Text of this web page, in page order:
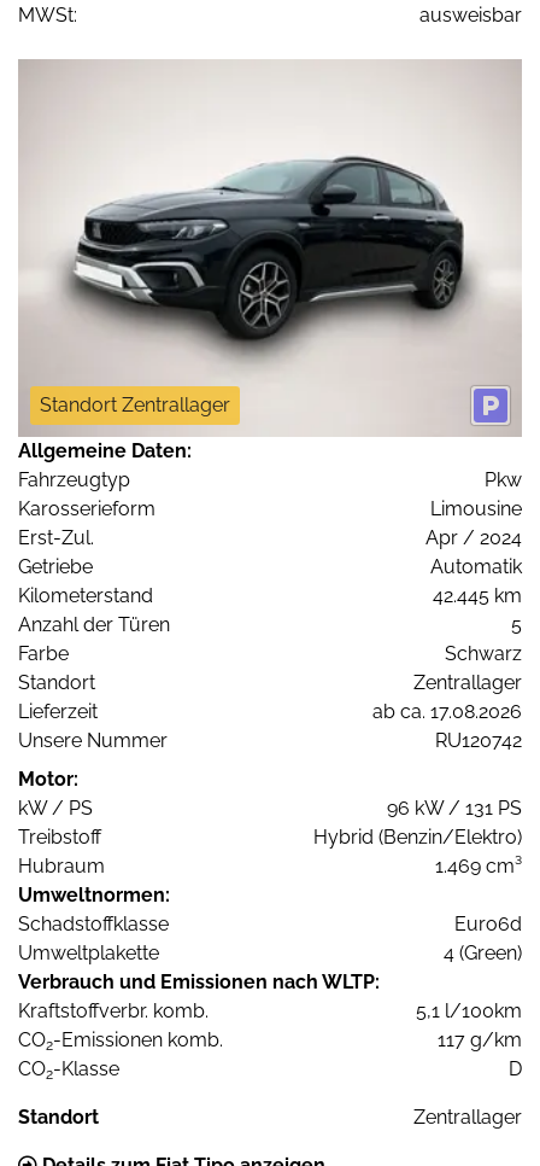
MWSt:
ausweisbar
Standort Zentrallager
Allgemeine Daten:
Fahrzeugtyp
Pkw
Karosserieform
Limousine
Erst-Zul.
Apr / 2024
Getriebe
Automatik
Kilometerstand
42.445 km
Anzahl der Türen
5
Farbe
Schwarz
Standort
Zentrallager
Lieferzeit
ab ca. 17.08.2026
Unsere Nummer
RU120742
Motor:
kW / PS
96 kW / 131 PS
Treibstoff
Hybrid (Benzin/Elektro)
Hubraum
1.469 cm³
Umweltnormen:
Schadstoffklasse
Euro6d
Umweltplakette
4 (Green)
Verbrauch und Emissionen nach WLTP:
Kraftstoffverbr. komb.
5,1 l/100km
CO2-Emissionen komb.
117 g/km
CO2-Klasse D
Standort Zentrallager